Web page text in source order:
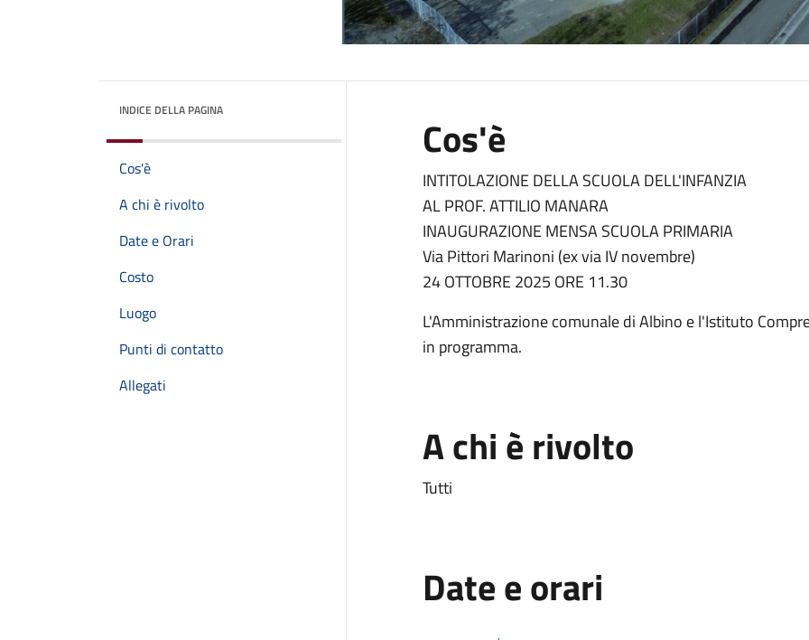
INDICE DELLA PAGINA
Cos'è
A chi è rivolto
Date e Orari
Costo
Luogo
Punti di contatto
Allegati
Cos'è
INTITOLAZIONE DELLA SCUOLA DELL'INFANZIA
AL PROF. ATTILIO MANARA
INAUGURAZIONE MENSA SCUOLA PRIMARIA
Via Pittori Marinoni (ex via IV novembre)
24 OTTOBRE 2025 ORE 11.30
L'Amministrazione comunale di Albino e l'Istituto
in programma.
A chi è rivolto
Tutti
Date e orari